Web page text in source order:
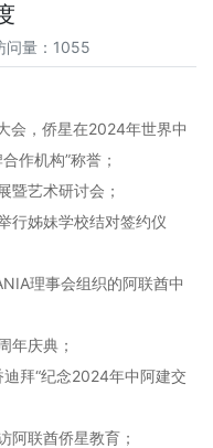
量：1055
会，侨星在2024年世界中
作机构”称誉；
暨艺术研讨会；
行姊妹学校结对签约仪
理事会组织的阿联酋中
年庆典；
拜“纪念2024年中阿建交
阿联酋侨星教育；